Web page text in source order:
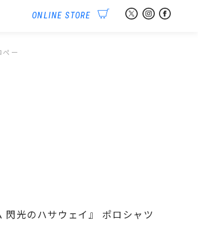
ONLINE STORE
ー
光のハサウェイ』 ポロシャツ